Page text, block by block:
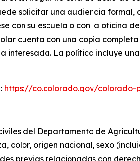
solicitar una audiencia formal,
con su escuela o con la oficina
cuenta con una copia
interesada. La política incluye
https://co.colorado.gov/colorado-
del Departamento de
color, origen nacional, sexo
previas relacionadas con